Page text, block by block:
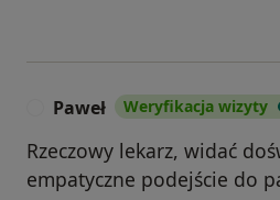
Paweł Weryfikacja wizyty
Rzeczowy lekarz, widać
empatyczne podejście do